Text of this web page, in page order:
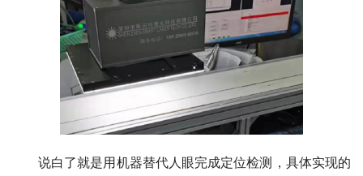
说白了就是用机器替代人眼完成定位检测，具体实现的